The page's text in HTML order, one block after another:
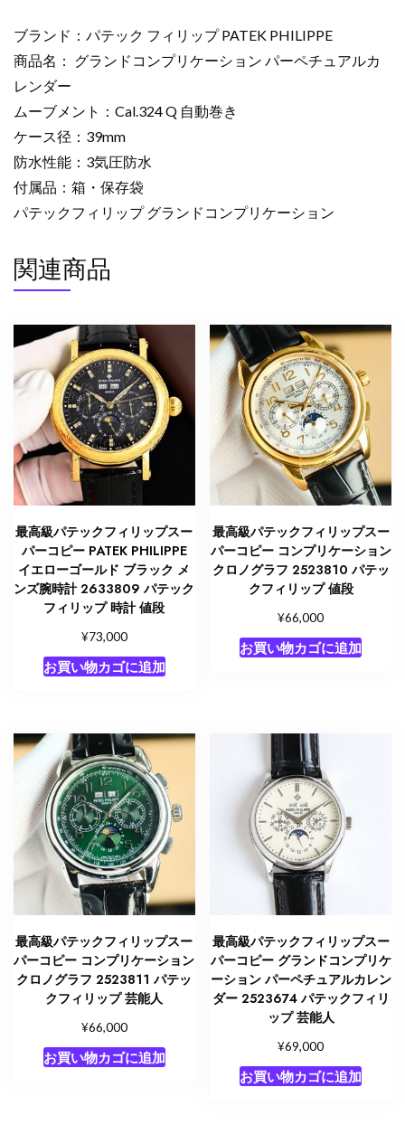
プ
リ
ケ
ー
シ
ョ
ン
パ
ー
ペ
ュ
ア
カ
レ
ン
ダ
2523675
パ
テ
ッ
ク
フ
ィ
リ
ブランド：パテック フィリップ PATEK PHILIPPE
商品名： グランドコンプリケーション パーペチュアルカ
レンダー
ムーブメント：Cal.324 Q 自動巻き
ケース径：39mm
防水性能：3気圧防水
付属品：箱・保存袋
パテックフィリップ グランドコンプリケーション
関連商品
最高級パテックフィリップスー
パーコピー PATEK PHILIPPE
イエローゴールド ブラック メ
ンズ腕時計 2633809 パテック
フィリップ 時計 値段
¥73,000
お買い物カゴに追加
最高級パテックフィリップスー
パーコピー コンプリケーション
クロノグラフ 2523810 パテッ
クフィリップ 値段
¥66,000
お買い物カゴに追加
最高級パテックフィリップスー
パーコピー コンプリケーション
クロノグラフ 2523811 パテッ
クフィリップ 芸能人
¥66,000
お買い物カゴに追加
最高級パテックフィリップスー
パーコピー グランドコンプリケ
ーション パーペチュアルカレン
ダー 2523674 パテックフィリ
ップ 芸能人
¥69,000
お買い物カゴに追加